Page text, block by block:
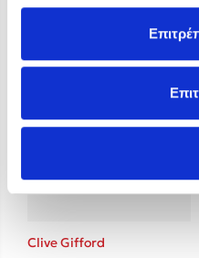
Clive Gifford